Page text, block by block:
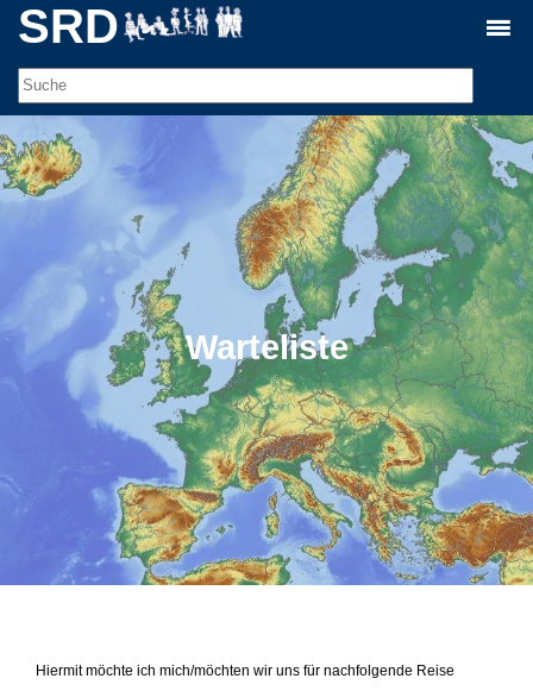
SRD
Warteliste
Hiermit möchte ich mich/möchten wir uns für nachfolgende Reise